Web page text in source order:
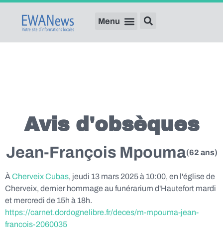
Avis d'obsèques
Jean-François Mpouma(62 ans)
ÀCherveix Cubas, jeudi 13 mars 2025 à 10:00, en l'église de
Cherveix, dernier hommage au funérarium d'Hautefort mardi
et mercredi de 15h à 18h.
https://carnet.dordognelibre.fr/deces/m-mpouma-jean-
francois-2060035